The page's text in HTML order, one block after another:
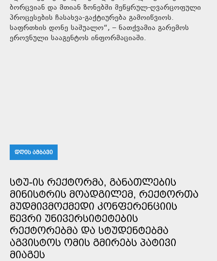
ბორცვიან და მთიან ზონებში მეწყრულ-ღვარცოფული
პროცესების ჩასახვა-გაქტიურება გამოიწვიოს.
საფრთხის დონე საშუალო“, – ნათქვამია გარემოს
ეროვნული სააგენტოს ინფორმაციაში.
ᲓᲦᲘᲡ ᲐᲛᲑᲐᲕᲘ
ᲡᲢᲣ-ᲘᲡ ᲠᲔᲥᲢᲝᲠᲛᲐ, ᲒᲐᲜᲐᲗᲚᲔᲑᲘᲡ
ᲛᲘᲜᲘᲡᲢᲠᲘᲡ ᲛᲝᲐᲓᲒᲘᲚᲔᲛ, ᲠᲔᲥᲢᲝᲠᲗᲐ
ᲛᲣᲓᲛᲘᲕᲛᲝᲥᲛᲔᲓᲘ ᲙᲝᲜᲤᲔᲠᲔᲜᲪᲘᲘᲡ
ᲬᲔᲕᲠᲘ ᲣᲜᲘᲕᲔᲠᲡᲘᲢᲔᲢᲔᲑᲘᲡ
ᲠᲔᲥᲢᲝᲠᲔᲑᲛᲐ ᲓᲐ ᲡᲢᲣᲓᲔᲜᲢᲔᲑᲛᲐ
ᲐᲒᲕᲘᲡᲢᲝᲡ ᲝᲛᲘᲡ ᲒᲛᲘᲠᲔᲑᲡ ᲞᲐᲢᲘᲕᲘ
ᲛᲘᲐᲒᲔᲡ